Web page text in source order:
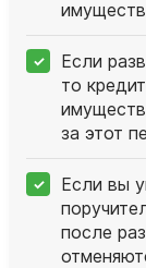
Если
то
за этот
Если вы
после